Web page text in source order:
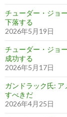
チューダー・ジョ
下落する
2026年5月19日
チューダー・ジョ
成功する
2026年5月17日
ガンドラック氏:
すべきだ
2026年4月25日